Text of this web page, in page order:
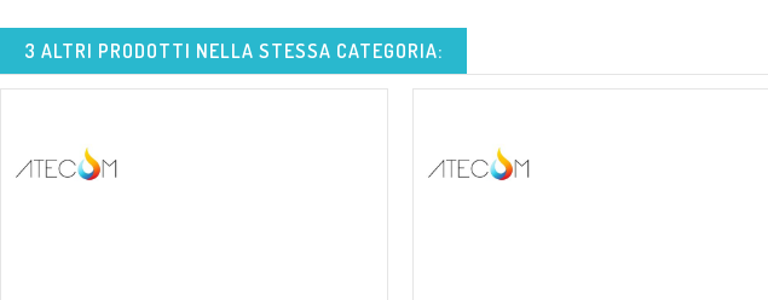
3 ALTRI PRODOTTI NELLA STESSA CATEGORIA: